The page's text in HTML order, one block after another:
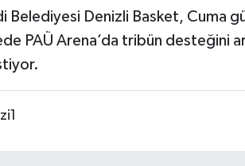
Belediyesi Denizli Basket, Cuma
PAÜ Arena’da tribün desteğini